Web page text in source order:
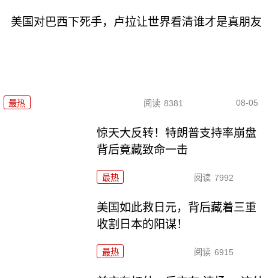
美国对巴西下死手，卢拉让世界看清谁才是真朋友
最热 阅读 8381 08-05
惊天大反转！特朗普支持率崩盘
背后竟藏致命一击
最热 阅读 7992
美国如此救日元，背后藏着三重
收割日本的阳谋！
最热 阅读 6915